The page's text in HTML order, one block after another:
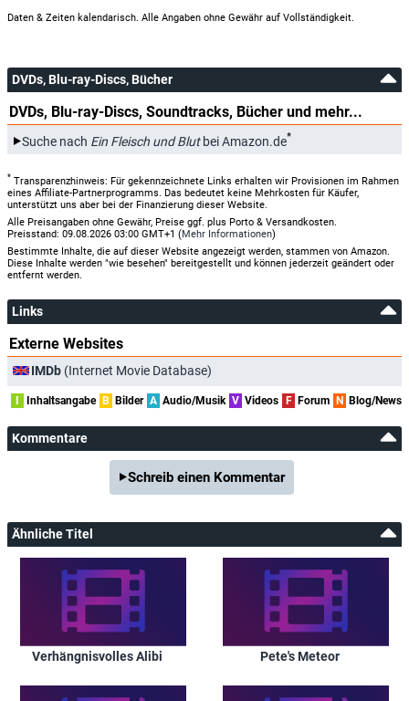
Daten & Zeiten kalendarisch. Alle Angaben ohne Gewähr auf Vollständigkeit.
DVDs, Blu-ray-Discs, Bücher
DVDs, Blu-ray-Discs, Soundtracks, Bücher und mehr...
Suche nach Ein Fleisch und Blutbei Amazon.de*
* Transparenzhinweis: Für gekennzeichnete Links erhalten wir Provisionen im Rahmen
eines Affiliate-Partnerprogramms. Das bedeutet keine Mehrkosten für Käufer,
unterstützt uns aber bei der Finanzierung dieser Website.
Alle Preisangaben ohne Gewähr, Preise ggf. plus Porto & Versandkosten.
Preisstand: 09.08.2026 03:00 GMT+1 (Mehr Informationen)
Bestimmte Inhalte, die auf dieser Website angezeigt werden, stammen von Amazon.
Diese Inhalte werden "wie besehen" bereitgestellt und können jederzeit geändert oder
entfernt werden.
Links
Externe Websites
IMDb (Internet Movie Database)
I Inhaltsangabe B Bilder A Audio/Musik V Videos F Forum N Blog/News
Kommentare
Schreib einen Kommentar
Ähnliche Titel
Verhängnisvolles Alibi Pete's Meteor